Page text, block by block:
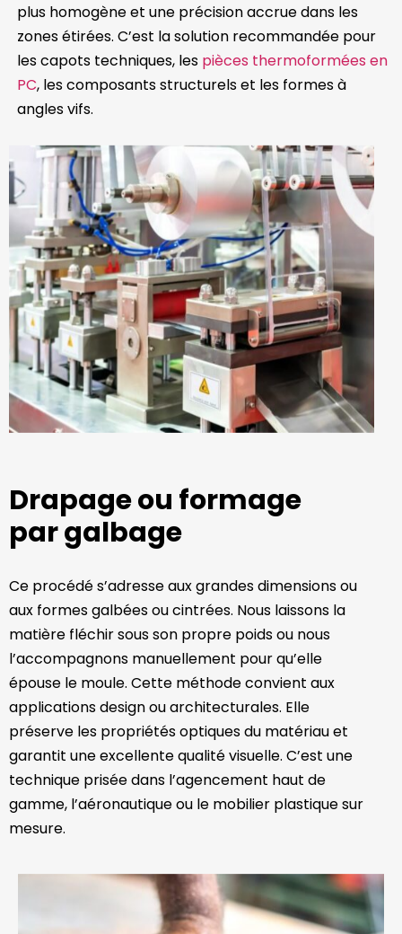
plus homogène et une précision accrue dans les
zones étirées. C’est la solution recommandée pour
les capots techniques, les pièces thermoformées en
PC, les composants structurels et les formes à
angles vifs.
Drapage ou formage
par galbage
Ce procédé s’adresse aux grandes dimensions ou
aux formes galbées ou cintrées. Nous laissons la
matière fléchir sous son propre poids ou nous
l’accompagnons manuellement pour qu’elle
épouse le moule. Cette méthode convient aux
applications design ou architecturales. Elle
préserve les propriétés optiques du matériau et
garantit une excellente qualité visuelle. C’est une
technique prisée dans l’agencement haut de
gamme, l’aéronautique ou le mobilier plastique sur
mesure.